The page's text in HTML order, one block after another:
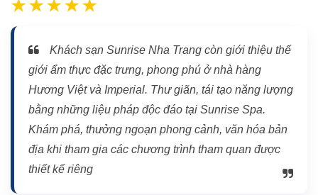
Khách sạn Sunrise Nha Trang còn giới thiệu thế
giới ẩm thực đặc trưng, phong phú ở nhà hàng
Hương Việt và Imperial. Thư giãn, tái tạo năng lượng
bằng những liệu pháp độc đáo tại Sunrise Spa.
Khám phá, thưởng ngoạn phong cảnh, văn hóa bản
địa khi tham gia các chương trình tham quan được
thiết kế riêng